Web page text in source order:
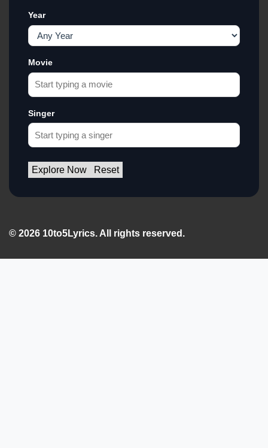
Year
Movie
Singer
Explore Now Reset
© 2026 10to5Lyrics. All rights reserved.